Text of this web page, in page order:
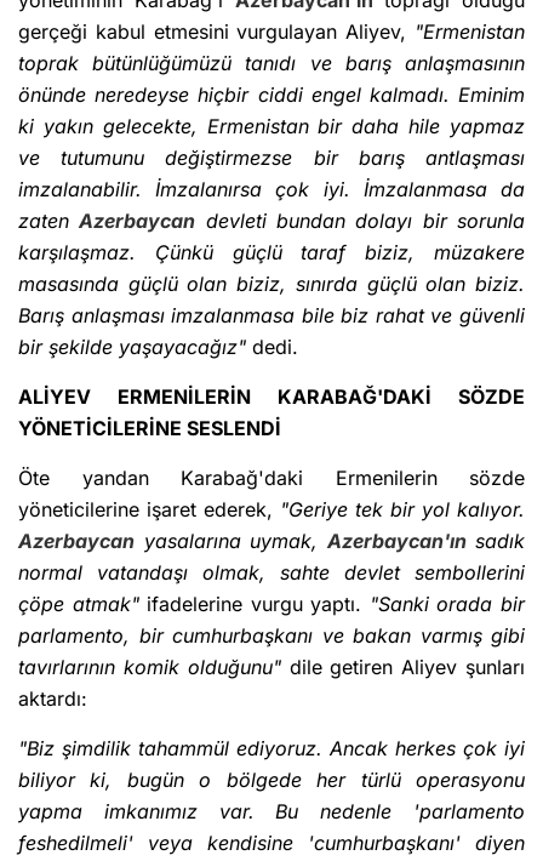
gerçeği kabul etmesini vurgulayan Aliyev, "Ermenistan
toprak bütünlüğümüzü tanıdı ve barış anlaşmasının
önünde neredeyse hiçbir ciddi engel kalmadı. Eminim
ki yakın gelecekte, Ermenistan bir daha hile yapmaz
ve tutumunu değiştirmezse bir barış antlaşması
imzalanabilir. İmzalanırsa çok iyi. İmzalanmasa da
zatenAzerbaycan devleti bundan dolayı bir sorunla
karşılaşmaz. Çünkü güçlü taraf biziz, müzakere
masasında güçlü olan biziz, sınırda güçlü olan biziz.
Barış anlaşması imzalanmasa bile biz rahat ve güvenli
bir şekilde yaşayacağız" dedi.
ALİYEV ERMENİLERİN KARABAĞ'DAKİ SÖZDE
YÖNETİCİLERİNE SESLENDİ
Öte yandan Karabağ'daki Ermenilerin sözde
yöneticilerine işaret ederek, "Geriye tek bir yol kalıyor.
Azerbaycan yasalarına uymak,Azerbaycan'ınsadık
normal vatandaşı olmak, sahte devlet sembollerini
çöpe atmak" ifadelerine vurgu yaptı. "Sanki orada bir
parlamento, bir cumhurbaşkanı ve bakan varmış gibi
tavırlarının komik olduğunu"dile getiren Aliyev şunları
aktardı:
"Biz şimdilik tahammül ediyoruz. Ancak herkes çok iyi
biliyor ki, bugün o bölgede her türlü operasyonu
yapma imkanımız var. Bu nedenle 'parlamento
feshedilmeli' veya kendisine 'cumhurbaşkanı' diyen